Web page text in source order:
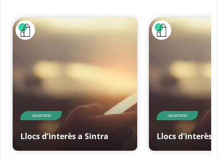
- SELECTION -
Llocs d'interès a Sintra
- SELECTION -
Llocs d'interès